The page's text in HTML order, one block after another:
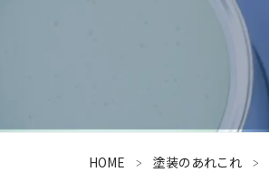
HOME 塗装のあれこれ